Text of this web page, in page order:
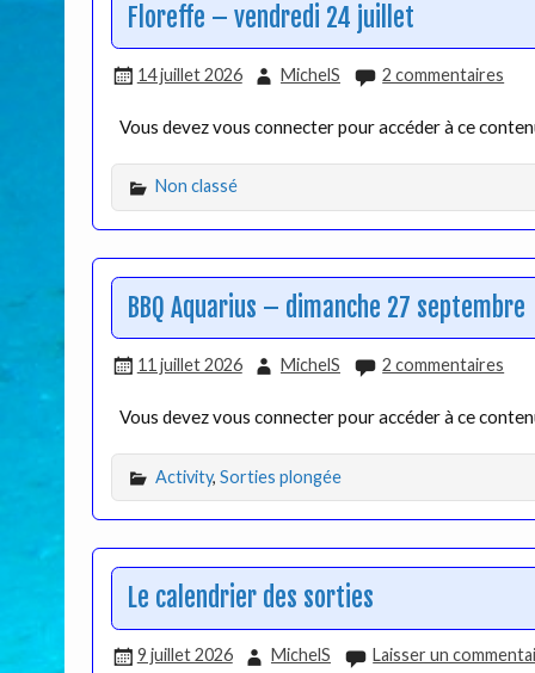
Floreffe – vendredi 24 juillet
14 juillet 2026 MichelS 2 commentaires
Vous devez vous connecter pour accéder à ce
Non classé
BBQ Aquarius – dimanche 27 septembre
11 juillet 2026 MichelS 2 commentaires
Vous devez vous connecter pour accéder à ce
Activity,Sorties plongée
Le calendrier des sorties
9 juillet 2026 MichelS Laisser un